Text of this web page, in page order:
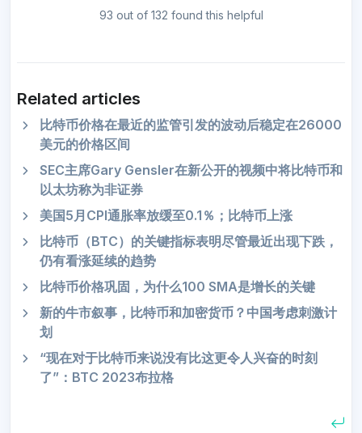
93 out of 132 found this helpful
Related articles
比特币价格在最近的监管引发的波动后稳定在26000
美元的价格区间
SEC主席Gary Gensler在新公开的视频中将比特币和
以太坊称为非证券
美国5月CPI通胀率放缓至0.1％；比特币上涨
比特币（BTC）的关键指标表明尽管最近出现下跌，
仍有看涨延续的趋势
比特币价格巩固，为什么100 SMA是增长的关键
新的牛市叙事，比特币和加密货币？中国考虑刺激计
划
“现在对于比特币来说没有比这更令人兴奋的时刻
了”：BTC 2023布拉格